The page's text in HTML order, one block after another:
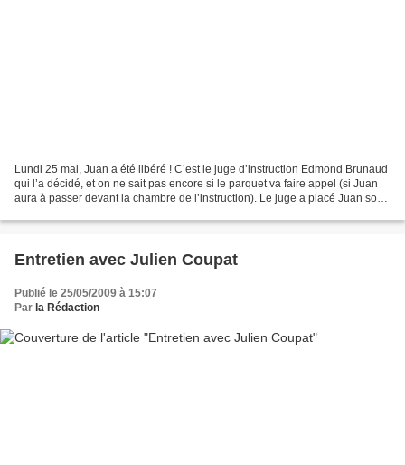
Lundi 25 mai, Juan a été libéré ! C’est le juge d’instruction Edmond Brunaud
qui l’a décidé, et on ne sait pas encore si le parquet va faire appel (si Juan
aura à passer devant la chambre de l’instruction). Le juge a placé Juan sous
Entretien avec Julien Coupat
Publié le 25/05/2009 à 15:07
Par la Rédaction